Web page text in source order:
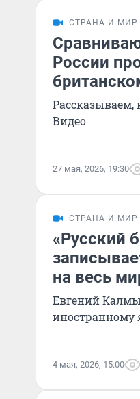
СТРАНА И МИР
России
Рассказываем,
Видео
27 мая, 2026, 19:30
СТРАНА И МИР
«Русский
на весь
Евгений
иностранному
4 мая, 2026, 15:00